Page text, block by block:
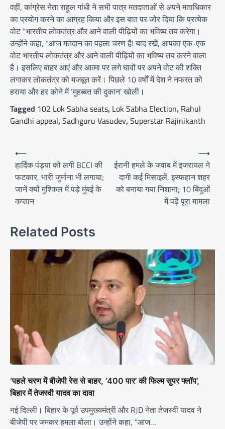
वहीं, कांग्रेस नेता राहुल गांधी ने सभी पात्र मतदाताओं से अपने मताधिकार
का प्रयोग करने का आग्रह किया और इस बात पर जोर दिया कि प्रत्येक
वोट “भारतीय लोकतंत्र और आने वाली पीढ़ियों का भविष्य तय करेगा।
उन्होंने कहा, “आज मतदान का पहला चरण है! याद रखें, आपका एक-एक
वोट भारतीय लोकतंत्र और आने वाली पीढ़ियों का भविष्य तय करने वाला
है। इसलिए बाहर आएं और आत्मा पर लगे घावों पर अपने वोट की शक्ति
लगाकर लोकतंत्र को मजबूत करें। पिछले 10 वर्षों में देश ने नफरत को
हराया और हर कोने में ‘मुहब्बत की दुकान’ खोली।
Tagged 102 Lok Sabha seats, Lok Sabha Election, Rahul
Gandhi appeal,Sadhguru Vasudev,Superstar Rajinikanth
Post
navigation
⟵
हार्दिक पंड्या को लगी BCCI की
फटकार, भारी जुर्माना भी लगाया;
जानें क्यों मुश्किल में पड़े मुंबई के
कप्तान
ईरानी हमले के जवाब में इजरायल ने
दागी कई मिसाइलें, इस्फहान शहर
को बनाया गया निशाना; 10 बिंदुओं
में पढ़ें पूरा मामला
⟶
Related Posts
‘पहले चरण में बीजेपी रेस से बाहर, ‘400 पार’ की फिल्म सुपर फ्लॉप’,
बिहार में तेजस्वी यादव का दावा
नई दिल्ली। बिहार के पूर्व उपमुख्यमंत्री और RJD नेता तेजस्वी यादव ने
बीजेपी पर जमकर हमला बोला। उन्होंने कहा, “आज…